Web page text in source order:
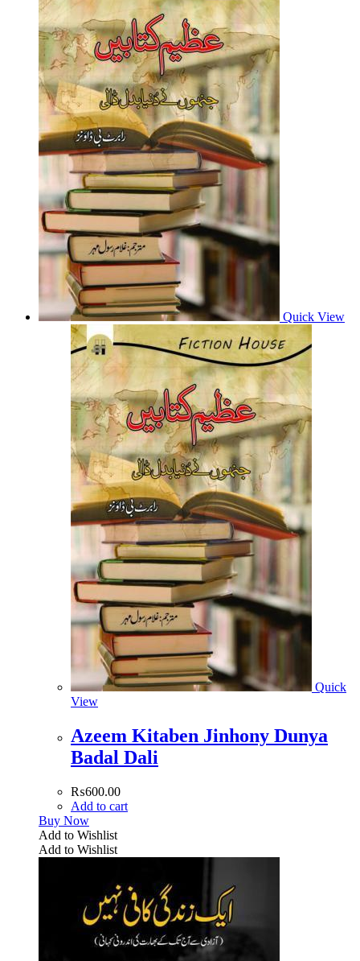
Quick View
Quick
View
Azeem Kitaben Jinhony Dunya
Badal Dali
₨600.00
Add to cart
Buy Now
Add to Wishlist
Add to Wishlist